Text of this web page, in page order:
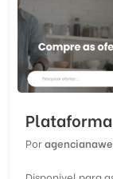
Por
Disponivel para